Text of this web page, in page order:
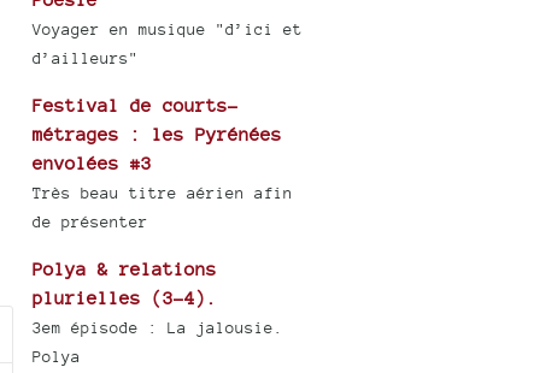
Voyager en musique "d’ici et
d’ailleurs"
Festival de courts-
métrages : les Pyrénées
envolées #3
Très beau titre aérien afin
de présenter
Polya & relations
plurielles (3-4).
3em épisode : La jalousie.
Polya